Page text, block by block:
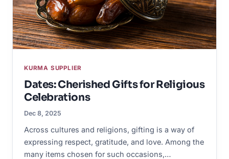
KURMA SUPPLIER
Dates: Cherished Gifts for Religious
Celebrations
Dec 8, 2025
Across cultures and religions, gifting is a way of
expressing respect, gratitude, and love. Among the
many items chosen for such occasions,…